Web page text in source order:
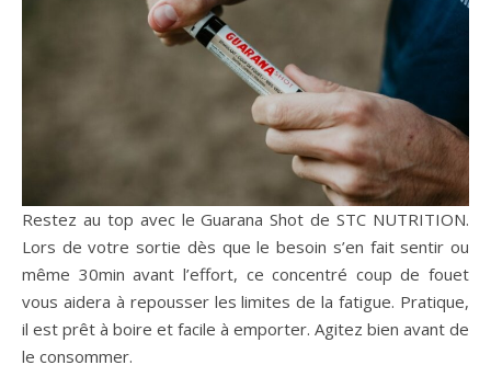
Restez au top avec le Guarana Shot de STC NUTRITION.
Lors de votre sortie dès que le besoin s’en fait sentir ou
même 30min avant l’effort, ce concentré coup de fouet
vous aidera à repousser les limites de la fatigue. Pratique,
il est prêt à boire et facile à emporter. Agitez bien avant de
le consommer.